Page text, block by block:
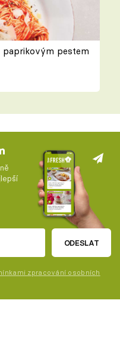
paprikovým pestem
ODESLAT
zpracování osobních